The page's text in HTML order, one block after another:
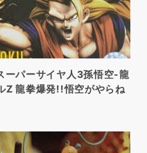
ーパーサイヤ人3孫悟空-龍
Z 龍拳爆発!!悟空がやらね